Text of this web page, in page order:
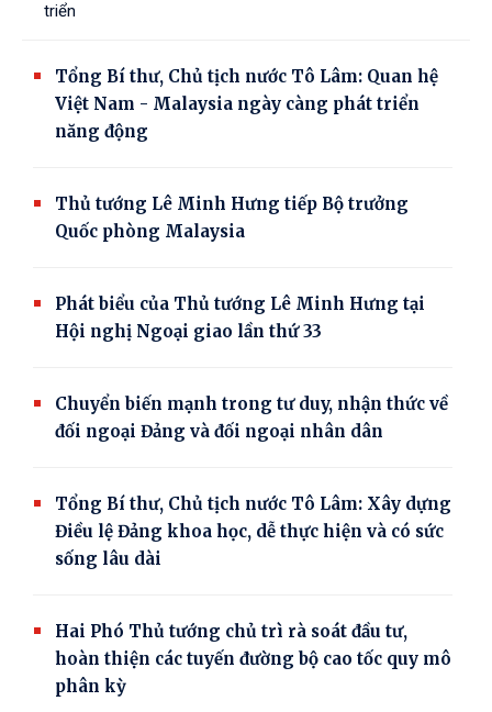
triển
Tổng Bí thư, Chủ tịch nước Tô Lâm: Quan hệ
Việt Nam - Malaysia ngày càng phát triển
năng động
Thủ tướng Lê Minh Hưng tiếp Bộ trưởng
Quốc phòng Malaysia
Phát biểu của Thủ tướng Lê Minh Hưng tại
Hội nghị Ngoại giao lần thứ 33
Chuyển biến mạnh trong tư duy, nhận thức về
đối ngoại Đảng và đối ngoại nhân dân
Tổng Bí thư, Chủ tịch nước Tô Lâm: Xây dựng
Điều lệ Đảng khoa học, dễ thực hiện và có sức
sống lâu dài
Hai Phó Thủ tướng chủ trì rà soát đầu tư,
hoàn thiện các tuyến đường bộ cao tốc quy mô
phân kỳ